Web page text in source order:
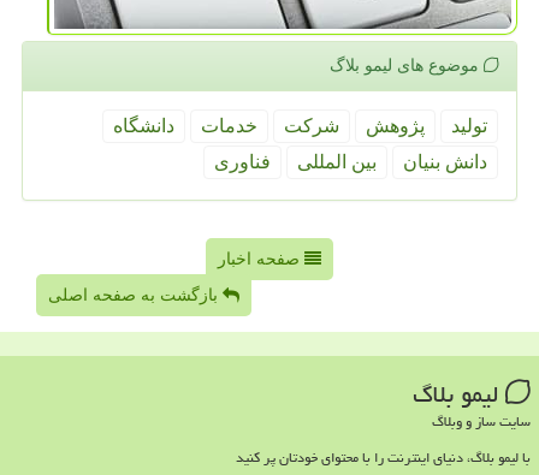
موضوع های لیمو بلاگ
تولید پژوهش شركت خدمات
دانشگاه
دانش بنیان
بین المللی فناوری
صفحه اخبار
بازگشت به صفحه اصلی
لیمو بلاگ
سایت ساز و وبلاگ
با لیمو بلاگ، دنیای اینترنت را با محتوای خودتان پر کنید